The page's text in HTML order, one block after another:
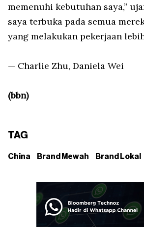
memenuhi kebutuhan saya,”
saya terbuka pada semua
yang melakukan pekerjaan
— Charlie Zhu, Daniela Wei
(bbn)
TAG
China Brand Mewah Brand Lokal